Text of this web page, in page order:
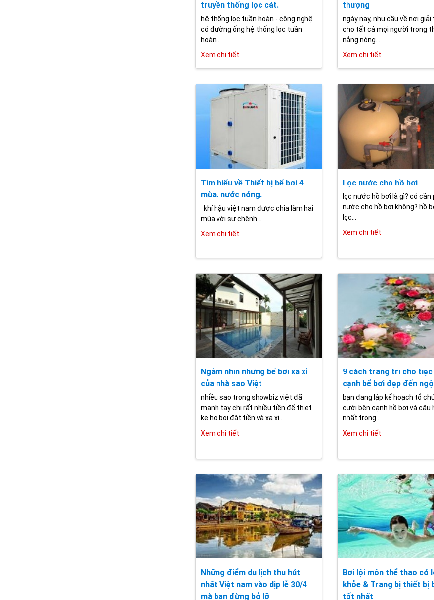
truyền thống lọc cát.
hệ thống lọc tuần hoàn - công nghệ
có đường ống hệ thống lọc tuần
hoàn...
Xem chi tiết
thượng
ngày nay, nhu cầu về nơi giải
cho tất cả mọi người trong
nắng nóng...
Xem chi tiết
Tìm hiểu về Thiết bị bể bơi 4
mùa. nước nóng.
khí hậu việt nam được chia làm hai
mùa với sự chênh...
Xem chi tiết
Lọc nước cho hồ bơi
lọc nước hồ bơi là gì? có cần
nước cho hồ bơi không? hồ
lọc...
Xem chi tiết
Ngắm nhìn những bể bơi xa xỉ
của nhà sao Việt
nhiều sao trong showbiz việt đã
mạnh tay chi rất nhiều tiền để thiet
ke ho boi đắt tiền và xa xỉ...
Xem chi tiết
9 cách trang trí cho
cạnh bể bơi đẹp đến
bạn đang lập kế hoạch tổ
cưới bên cạnh hồ bơi và câu
nhất trong...
Xem chi tiết
Những điểm du lịch thu hút
nhất Việt nam vào dịp lễ 30/4
mà bạn đừng bỏ lỡ
Bơi lội môn thể thao có
khỏe & Trang bị thiết bị
tốt nhất